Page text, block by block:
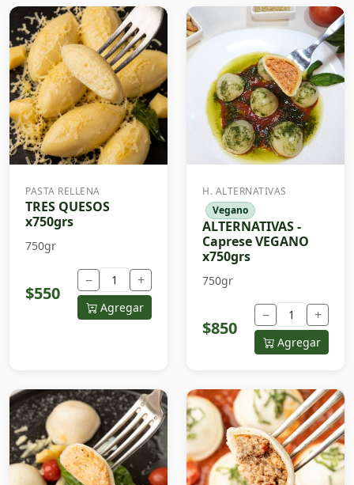
PASTA RELLENA
TRES QUESOS
x750grs
750gr
$550
− +
Agregar
H. ALTERNATIVAS
Vegano
ALTERNATIVAS -
Caprese VEGANO
x750grs
750gr
$850
− +
Agregar